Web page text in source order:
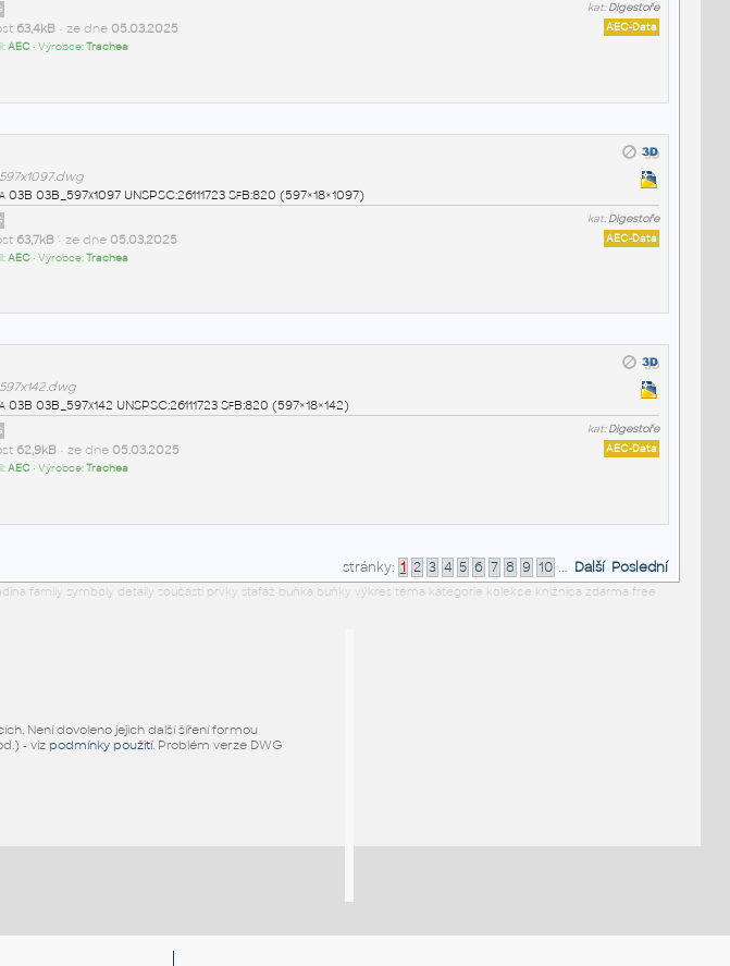
kat:Digestoře
AEC-Data
63,4kB• ze dne 05.03.2025
AEC• Výrobce:Trachea
03B 03B_597x1097 UNSPSC:26111723 SfB:820 (597×18×1097)
kat:Digestoře
AEC-Data
63,7kB• ze dne 05.03.2025
AEC• Výrobce:Trachea
03B 03B_597x142 UNSPSC:26111723 SfB:820 (597×18×142)
kat:Digestoře
AEC-Data
62,9kB• ze dne 05.03.2025
AEC• Výrobce:Trachea
stránky: 1 2 3 4 5 6 7 8 9 10 ... Další Poslední
family symboly detaily součásti prvky stafáž buňka buňky výkres téma kategorie kolekce knižnica zdarma free
Není dovoleno jejich další šíření formou
- viz podmínky použití. Problém verze DWG